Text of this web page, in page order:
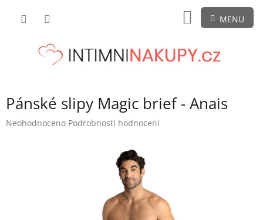
NÁKUPNÍ
KOŠÍK
Pánské slipy Magic brief - Anais
Průměrné
Neohodnoceno Podrobnosti hodnocení